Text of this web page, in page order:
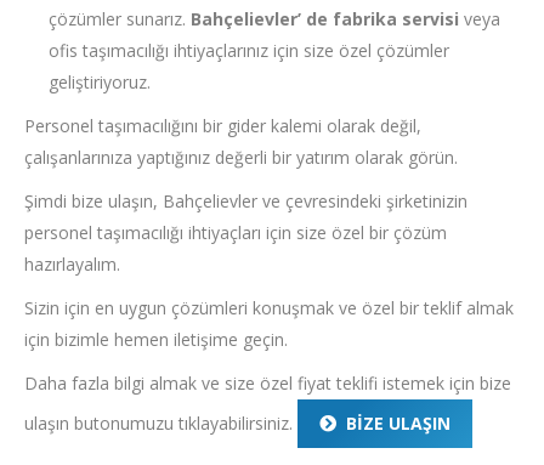
çözümler sunarız. Bahçelievler’ de fabrika servisi veya
ofis taşımacılığı ihtiyaçlarınız için size özel çözümler
geliştiriyoruz.
Personel taşımacılığını bir gider kalemi olarak değil,
çalışanlarınıza yaptığınız değerli bir yatırım olarak görün.
Şimdi bize ulaşın, Bahçelievler ve çevresindeki şirketinizin
personel taşımacılığı ihtiyaçları için size özel bir çözüm
hazırlayalım.
Sizin için en uygun çözümleri konuşmak ve özel bir teklif almak
için bizimle hemen iletişime geçin.
Daha fazla bilgi almak ve size özel fiyat teklifi istemek için bize
ulaşın butonumuzu tıklayabilirsiniz.
BİZE ULAŞIN